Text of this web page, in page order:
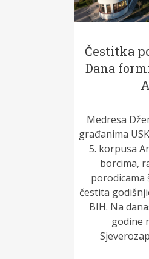
Čestitka
Dana
Medresa
građanima
5. korpusa
borcima,
porodicama
čestita
BIH. Na
godine